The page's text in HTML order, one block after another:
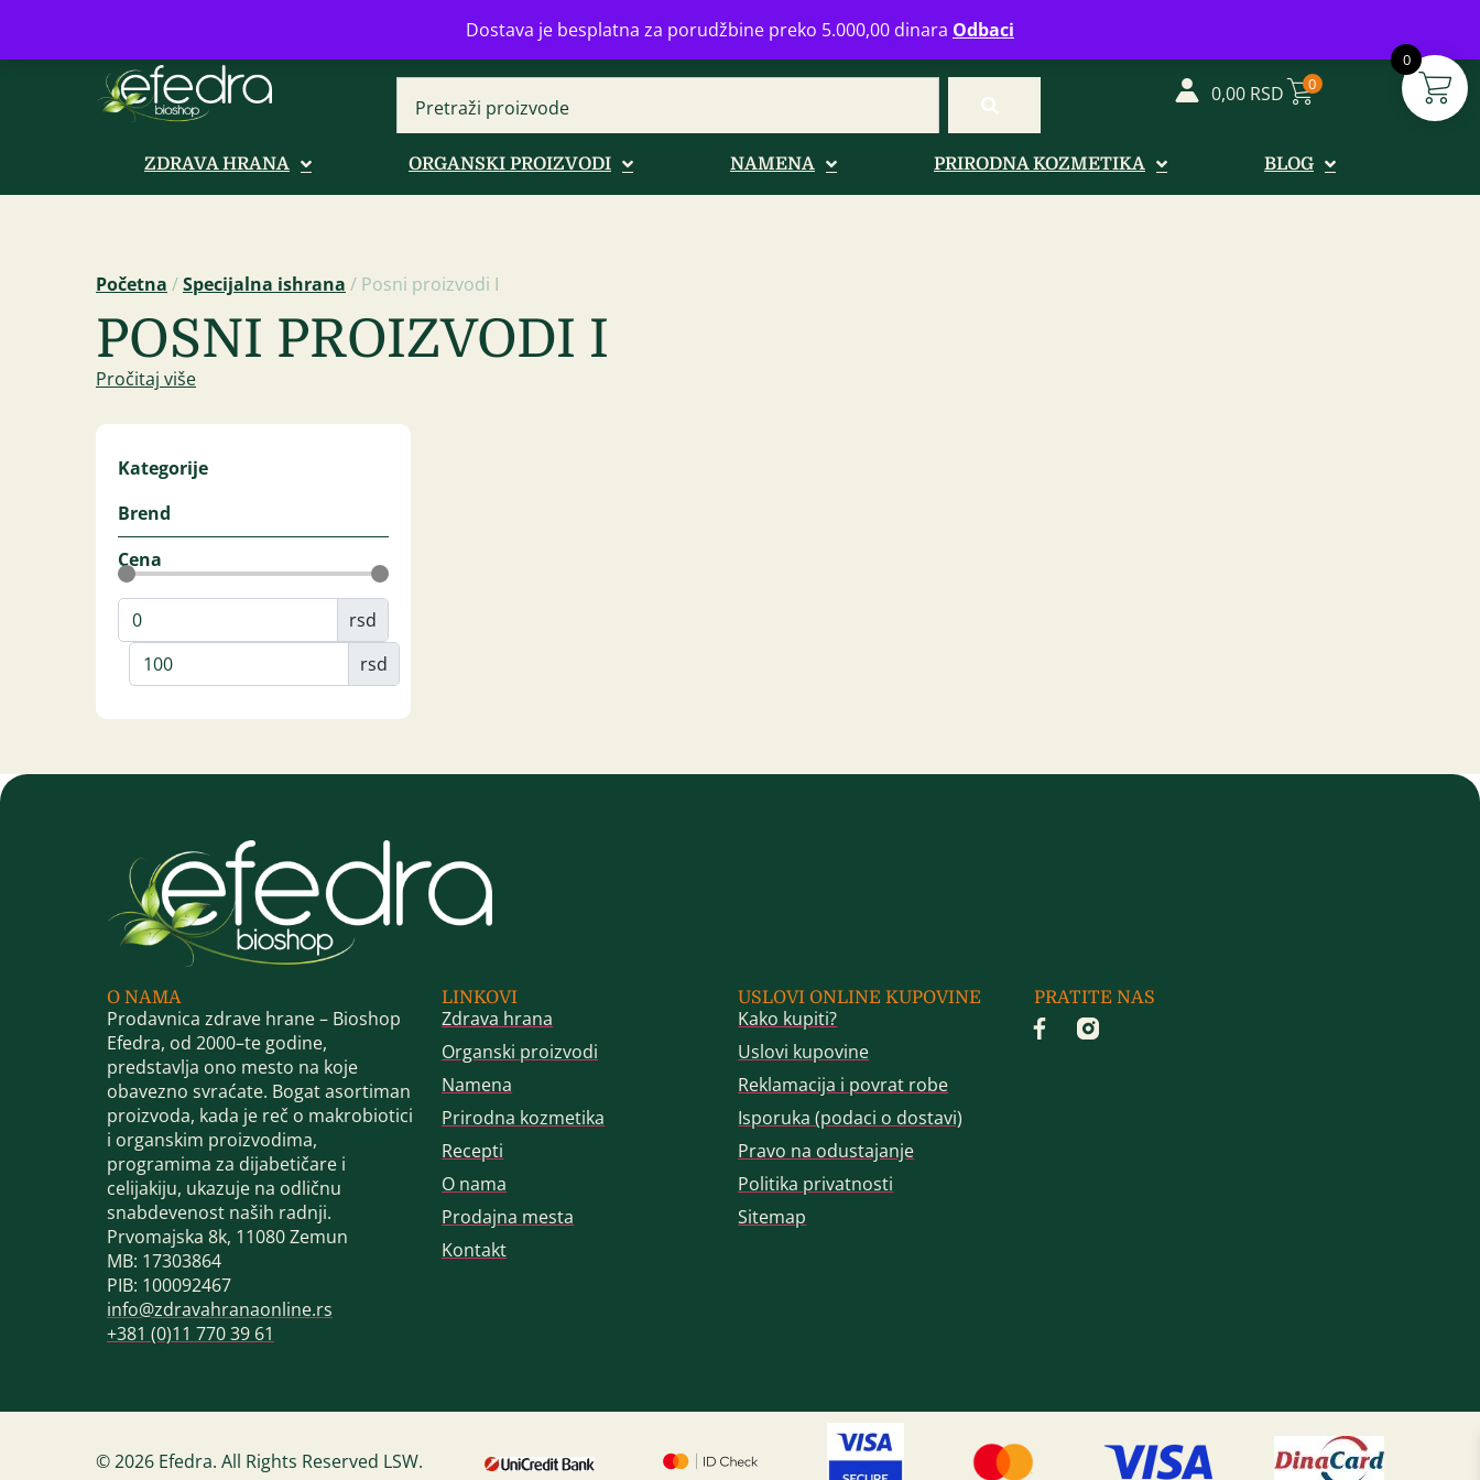
Dostava je besplatna za porudžbine preko 5.000,00 dinara Odbaci
0
Bulevar Mihajla Pupina 16b, Novi Beograd info@zdravahranaonline.rs+381 (0)11 770 39 61Radno vreme: Ponedeljak - Petak od 08-20h
0,00 RSD 0
ZDRAVA HRANA ORGANSKI PROIZVODI NAMENA PRIRODNA KOZMETIKA BLOG
Početna /Specijalna ishrana / Posni proizvodi I
POSNI PROIZVODI I
Pročitaj više
Kategorije
Brend
Cena
rsd
rsd
O NAMA
Prodavnica zdrave hrane – Bioshop
Efedra, od 2000–te godine,
predstavlja ono mesto na koje
obavezno svraćate. Bogat asortiman
proizvoda, kada je reč o makrobiotici
i organskim proizvodima,
programima za dijabetičare i
celijakiju, ukazuje na odličnu
snabdevenost naših radnji.
Prvomajska 8k, 11080 Zemun
MB: 17303864
PIB: 100092467
info@zdravahranaonline.rs
+381 (0)11 770 39 61
LINKOVI
Zdrava hrana
Organski proizvodi
Namena
Prirodna kozmetika
Recepti
O nama
Prodajna mesta
Kontakt
USLOVI ONLINE KUPOVINE
Kako kupiti?
Uslovi kupovine
Reklamacija i povrat robe
Isporuka (podaci o dostavi)
Pravo na odustajanje
Politika privatnosti
Sitemap
PRATITE NAS
© 2026 Efedra. All Rights Reserved LSW.